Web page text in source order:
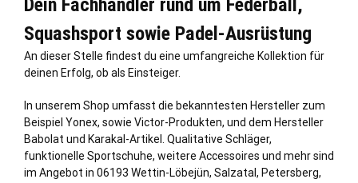
Dein Fachhändler rund um Federball,
Squashsport sowie Padel-Ausrüstung
An dieserStelle findest du eine umfangreiche Kollektion für
deinen Erfolg, ob als Einsteiger.
In unserem Shop umfasst die bekanntesten Hersteller zum
Beispiel Yonex, sowie Victor-Produkten, und dem Hersteller
Babolat und Karakal-Artikel. Qualitative Schläger,
funktionelle Sportschuhe, weitere Accessoires und mehr sind
im Angebot in 06193 Wettin-Löbejün, Salzatal , Petersberg,